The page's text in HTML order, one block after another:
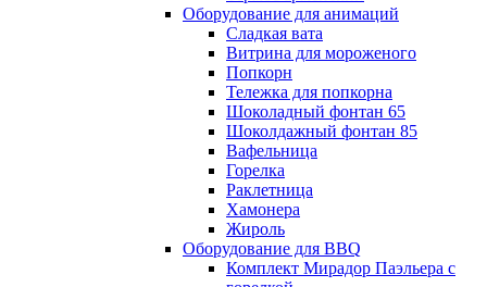
Оборудование для анимаций
Сладкая вата
Витрина для мороженого
Попкорн
Тележка для попкорна
Шоколадный фонтан 65
Шоколдажный фонтан 85
Вафельница
Горелка
Раклетница
Хамонера
Жироль
Оборудование для BBQ
Комплект Мирадор Паэльера с